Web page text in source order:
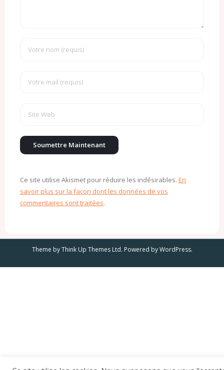
Ce site utilise Akismet pour réduire les indésirables. En
savoir plus sur la façon dont les données de vos
commentaires sont traitées.
Theme byThink Up Themes Ltd. Powered byWordPress.